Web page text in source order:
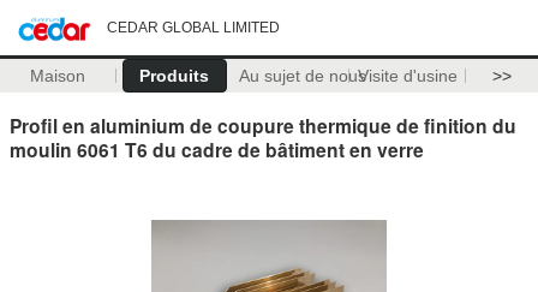
CEDAR GLOBAL LIMITED
Maison Produits Au sujet de nousVisite d'usine >>
Profil en aluminium de coupure thermique de finition du
moulin 6061 T6 du cadre de bâtiment en verre